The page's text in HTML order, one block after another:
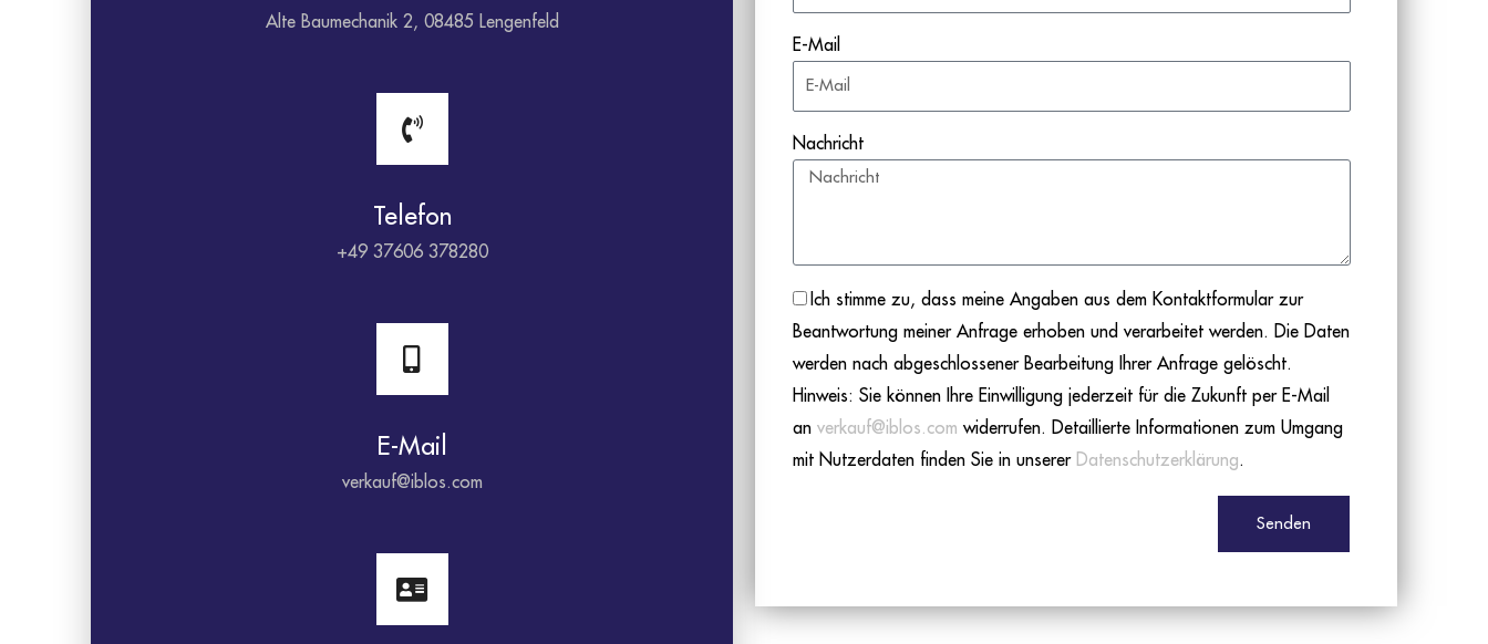
Alte Baumechanik 2, 08485 Lengenfeld
Telefon
+49 37606 378280
E-Mail
verkauf@iblos.com
E-Mail
Nachricht
Ich stimme zu, dass meine Angaben aus dem Kontaktformular zur
Beantwortung meiner Anfrage erhoben und verarbeitet werden. Die Daten
werden nach abgeschlossener Bearbeitung Ihrer Anfrage gelöscht.
Hinweis: Sie können Ihre Einwilligung jederzeit für die Zukunft per E-Mail
an verkauf@iblos.com widerrufen. Detaillierte Informationen zum Umgang
mit Nutzerdaten finden Sie in unserer Datenschutzerklärung.
Senden